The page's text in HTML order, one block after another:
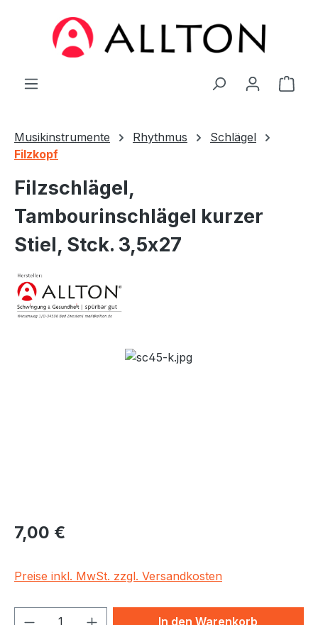
Zum Hauptinhalt springen
Musikinstrumente Rhythmus
Schlägel
Filzkopf
Filzschlägel,
Tambourinschlägel kurzer
Stiel, Stck. 3,5x27
Bildergalerie überspringen
Regulärer Preis:
7,00 €
Preise inkl. MwSt. zzgl. Versandkosten
Produkt Anzahl: Gib denIn den Warenkorb